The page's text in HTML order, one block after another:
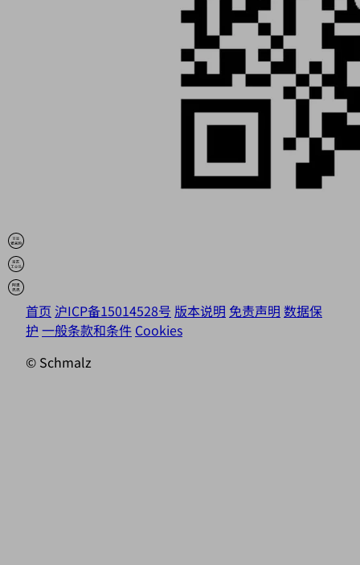
首页 沪ICP备15014528号 版本说明 免责声明 数据保
护 一般条款和条件 Cookies
© Schmalz